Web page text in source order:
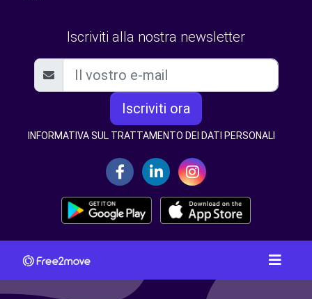
Iscriviti alla nostra newsletter
Iscriviti ora
INFORMATIVA SUL TRATTAMENTO DEI DATI PERSONALI